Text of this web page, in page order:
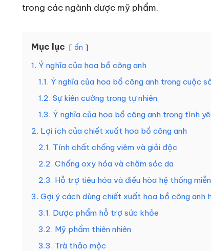
trong các ngành dược mỹ phẩm.
Mục lục ẩn
1. Ý nghĩa của hoa bồ công anh
1.1. Ý nghĩa của hoa bồ công anh trong cuộc
1.2. Sự kiên cường trong tự nhiên
1.3. Ý nghĩa của hoa bồ công anh trong tình
2. Lợi ích của chiết xuất hoa bồ công anh
2.1. Tính chất chống viêm và giải độc
2.2. Chống oxy hóa và chăm sóc da
2.3. Hỗ trợ tiêu hóa và điều hòa hệ thống
3. Gợi ý cách dùng chiết xuất hoa bồ công anh
3.1. Dược phẩm hỗ trợ sức khỏe
3.2. Mỹ phẩm thiên nhiên
3.3. Trà thảo mộc